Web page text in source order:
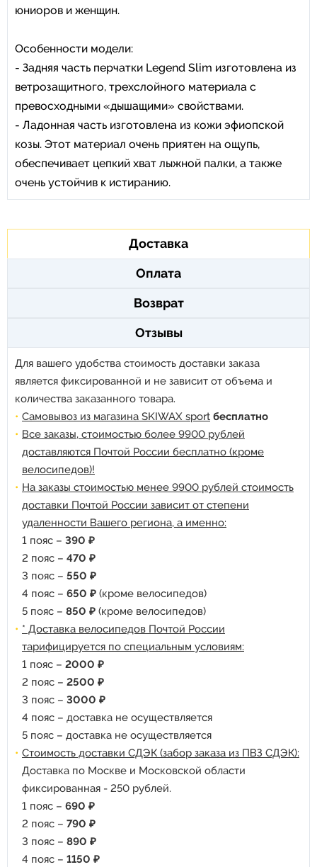
юниоров и женщин.
Особенности модели:
- Задняя часть перчатки Legend Slim изготовлена из
ветрозащитного, трехслойного материала с
превосходными «дышащими» свойствами.
- Ладонная часть изготовлена из кожи эфиопской
козы. Этот материал очень приятен на ощупь,
обеспечивает цепкий хват лыжной палки, а также
очень устойчив к истиранию.
Доставка
Оплата
Возврат
Отзывы
Для вашего удобства стоимость доставки заказа
является фиксированной и не зависит от объема и
количества заказанного товара.
Самовывоз из магазина SKIWAX sport бесплатно
Все заказы, стоимостью более 9900 рублей
доставляются Почтой России бесплатно (кроме
велосипедов)!
На заказы стоимостью менее 9900 рублей стоимость
доставки Почтой России зависит от степени
удаленности Вашего региона, а именно:
1 пояс – 390 ₽
2 пояс – 470 ₽
3 пояс – 550 ₽
4 пояс – 650 ₽ (кроме велосипедов)
5 пояс – 850 ₽ (кроме велосипедов)
* Доставка велосипедов Почтой России
тарифицируется по специальным условиям:
1 пояс – 2000 ₽
2 пояс – 2500 ₽
3 пояс – 3000 ₽
4 пояс – доставка не осуществляется
5 пояс – доставка не осуществляется
Стоимость доставки СДЭК (забор заказа из ПВЗ СДЭК):
Доставка по Москве и Московской области
фиксированная - 250 рублей.
1 пояс – 690 ₽
2 пояс – 790 ₽
3 пояс – 890 ₽
4 пояс – 1150 ₽